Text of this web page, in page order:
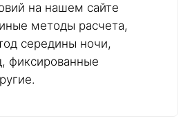
на нашем сайте
методы расчета,
середины ночи,
фиксированные